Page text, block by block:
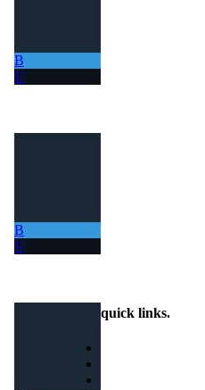
B
U
B
U
quick links.